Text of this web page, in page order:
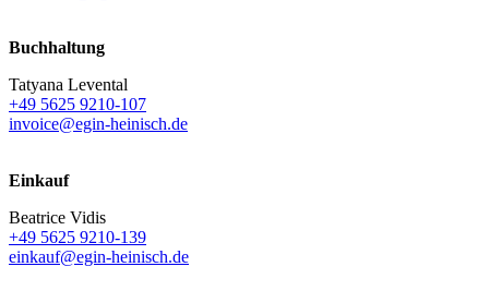
Buchhaltung
Tatyana Levental
+49 5625 9210-107
invoice@egin-heinisch.de
Einkauf
Beatrice Vidis
+49 5625 9210-139
einkauf@egin-heinisch.de